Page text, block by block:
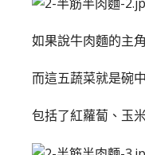
如果說牛肉麵的主
而這五蔬菜就是碗
包括了紅蘿蔔、玉